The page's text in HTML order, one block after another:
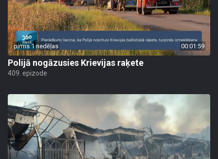
pirms 1 nedēļas 00:01:59
Polijā nogāzusies Krievijas raķete
409. epizode